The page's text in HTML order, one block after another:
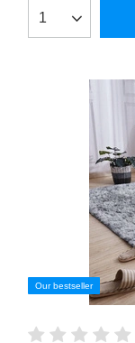
Our bestseller